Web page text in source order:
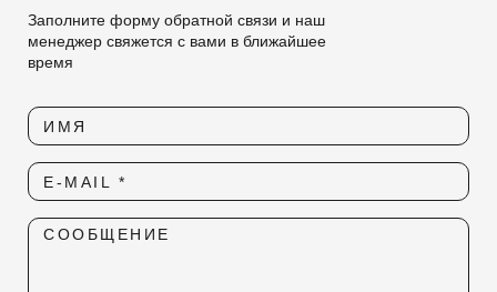
Заполните форму обратной связи и наш
менеджер свяжется с вами в ближайшее
время
ИМЯ
СООБЩЕНИЕ
E-MAIL *